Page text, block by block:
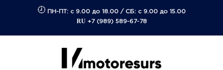
ПН-ПТ: с 9.00 до 18.00/ СБ: с 9.00 до 15.00
RU +7 (989) 589-67-78